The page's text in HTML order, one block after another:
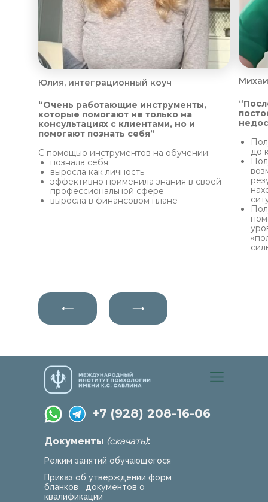
“Очень работающие инструменты,
которые помогают не только на
консультациях с клиентами, но и
помогают познать себя”
С помощью инструментов на обучении:
познала себя
выросла как личность
эффективно применила знания в своей
профессиональной сфере
выросла в финансовом плане
Юлия, интеграционный коуч
до
⟶
⟵
Документы (скачать):
Приказ об утверждении форм
бланков документов о
квалификации
Режим занятий обучающегося
+7 (928) 208-16-06